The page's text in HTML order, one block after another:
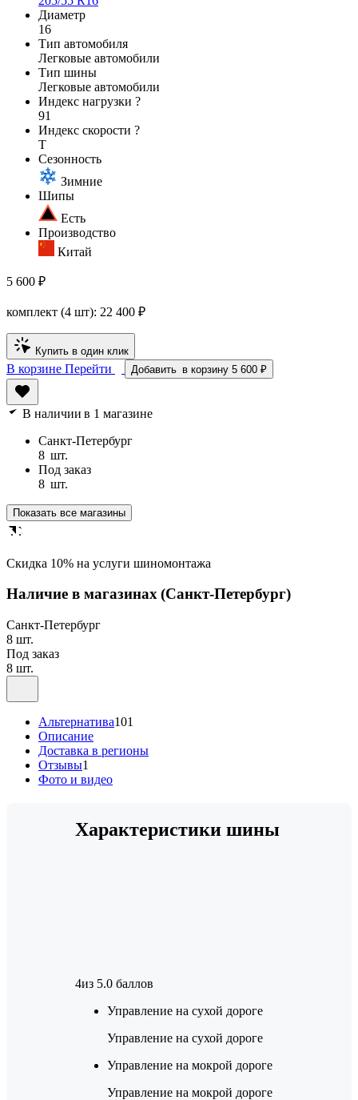
Диаметр
16
Тип автомобиля
Легковые автомобили
Тип шины
Легковые автомобили
Индекс нагрузки ?
91
Индекс скорости ?
T
Сезонность
Зимние
Шипы
Есть
Производство
Китай
5 600 ₽
комплект (4 шт): 22 400 ₽
Купить в один клик
В корзине Перейти Добавить в корзину 5 600 ₽
В наличии в 1 магазине
Санкт-Петербург
8 шт.
Под заказ
8 шт.
Показать все магазины
Cкидка 10% на услуги шиномонтажа
Наличие в магазинах(Санкт-Петербург)
Санкт-Петербург
8 шт.
Под заказ
8 шт.
Альтернатива101
Описание
Доставка в регионы
Отзывы1
Фото и видео
Характеристики шины
4из 5.0 баллов
Управление на сухой дороге
Управление на сухой дороге
Управление на мокрой дороге
Управление на мокрой дороге